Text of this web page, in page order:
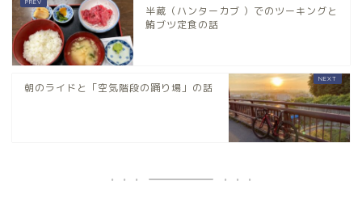
半蔵（ハンターカブ ）でのツーキングと
鮪ブツ定食の話
朝のライドと「空気階段の踊り場」の話